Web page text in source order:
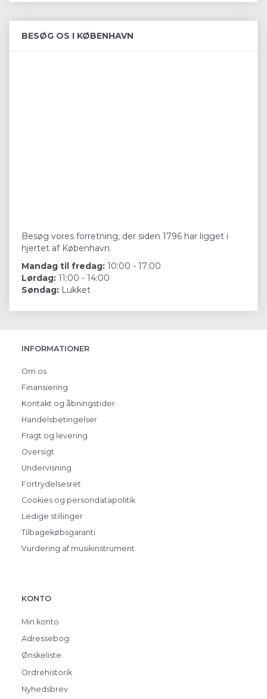
BESØG OS I KØBENHAVN
Besøg vores forretning, der siden 1796 har ligget i
hjertet af København.
Mandag til fredag: 10:00 - 17:00
Lørdag: 11:00 - 14:00
Søndag: Lukket
INFORMATIONER
Om os
Finansiering
Kontakt og åbningstider
Handelsbetingelser
Fragt og levering
Oversigt
Undervisning
Fortrydelsesret
Cookies og persondatapolitik
Ledige stillinger
Tilbagekøbsgaranti
Vurdering af musikinstrument
KONTO
Min konto
Adressebog
Ønskeliste
Ordrehistorik
Nyhedsbrev